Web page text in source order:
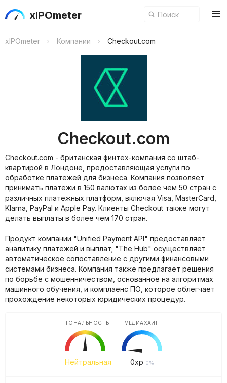
xIPOmeter
xIPOmeter Компании Checkout.com
Checkout.com
Checkout.com - британская финтех-компания со штаб-
квартирой в Лондоне, предоставляющая услуги по
обработке платежей для бизнеса. Компания позволяет
принимать платежи в 150 валютах из более чем 50 стран с
различных платежных платформ, включая Visa, MasterCard,
Klarna, PayPal и Apple Pay. Клиенты Checkout также могут
делать выплаты в более чем 170 стран.
Продукт компании "Unified Payment API" предоставляет
аналитику платежей и выплат; "The Hub" осуществляет
автоматическое сопоставление с другими финансовыми
системами бизнеса. Компания также предлагает решения
по борьбе с мошенничеством, основанное на алгоритмах
машинного обучения, и комплаенс ПО, которое облегчает
прохождение некоторых юридических процедур.
Нейтральная
ТОНАЛЬНОСТЬ
0xp 0%
МЕДИАХАЙП